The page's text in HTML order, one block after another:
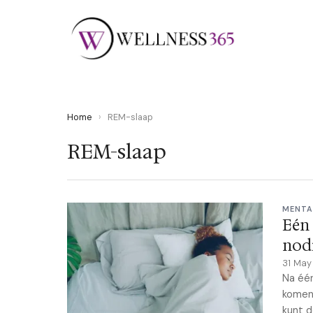
Home › REM-slaap
REM-slaap
31
Na
kunt